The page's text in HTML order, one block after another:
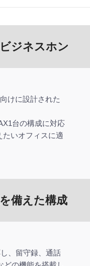
ジネスホン
けに設計された
台の構成に対応
たいオフィスに適
備えた構成
、留守録、通話